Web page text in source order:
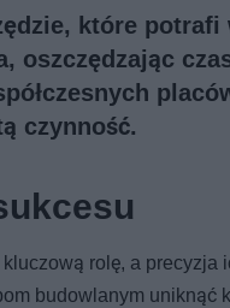
które
oszczędzając
czynność.
rolę, a
budowlanym uniknąć